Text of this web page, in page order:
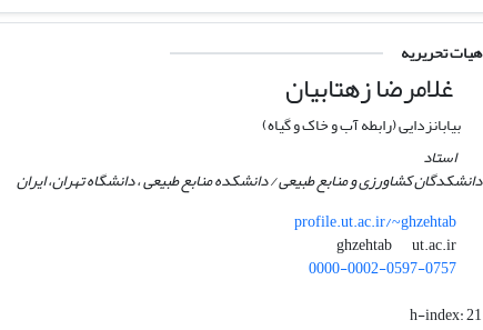
هیات تحریریه
غلامرضا زهتابیان
بیابانزدایی (رابطه آب و خاک و گیاه)
استاد
دانشکدگان کشاورزی و منابع طبیعی / دانشکده منابع طبیعی ، دانشگاه تهران، ایران
profile.ut.ac.ir/~ghzehtab
ghzehtab
ut.ac.ir
0000-0002-0597-0757
h-index:21